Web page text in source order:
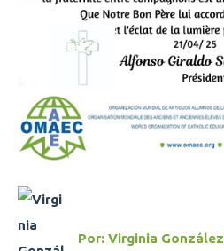
Por: Virginia González